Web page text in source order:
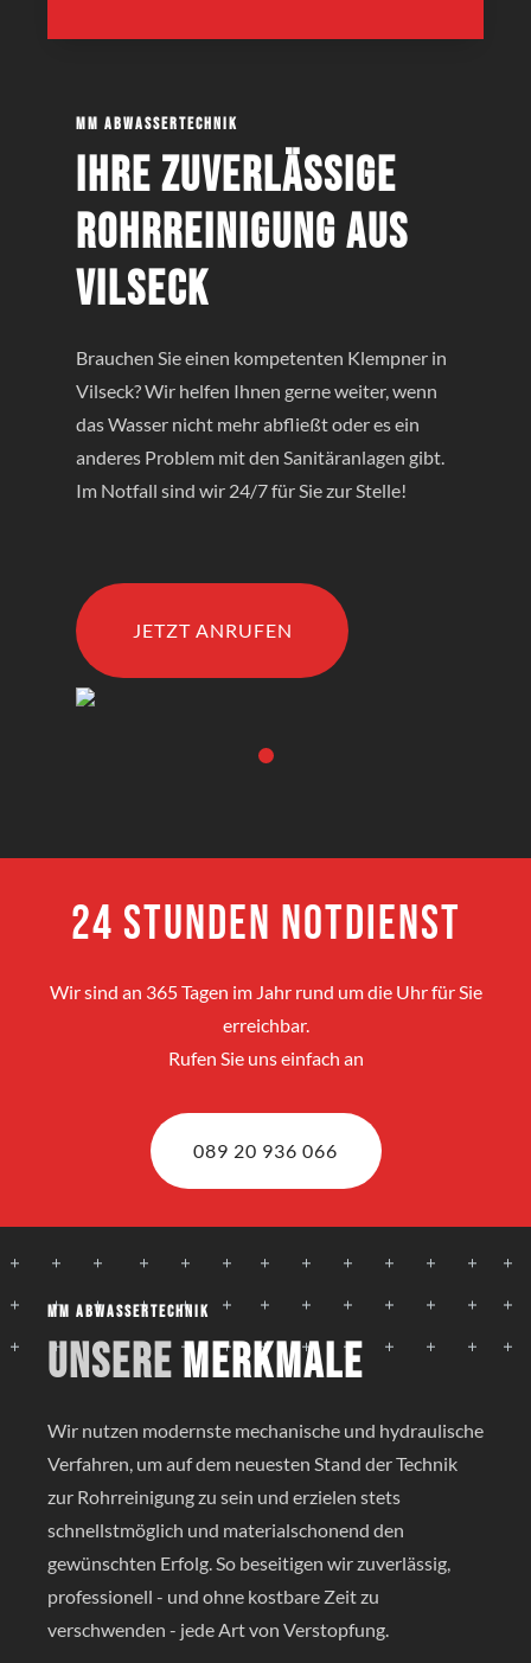
MM Abwassertechnik
Ihre zuverlässige
Rohrreinigung aus
Vilseck
Brauchen Sie einen kompetenten Klempner in
Vilseck? Wir helfen Ihnen gerne weiter, wenn
das Wasser nicht mehr abfließt oder es ein
anderes Problem mit den Sanitäranlagen gibt.
Im Notfall sind wir 24/7 für Sie zur Stelle!
JETZT ANRUFEN
24 Stunden Notdienst
Wir sind an 365 Tagen im Jahr rund um die Uhr für Sie
erreichbar.
Rufen Sie uns einfach an
089 20 936 066
MM Abwassertechnik
UnsereMerkmale
Wir nutzen modernste mechanische und hydraulische
Verfahren, um auf dem neuesten Stand der Technik
zur Rohrreinigung zu sein und erzielen stets
schnellstmöglich und materialschonend den
gewünschten Erfolg. So beseitigen wir zuverlässig,
professionell - und ohne kostbare Zeit zu
verschwenden - jede Art von Verstopfung.